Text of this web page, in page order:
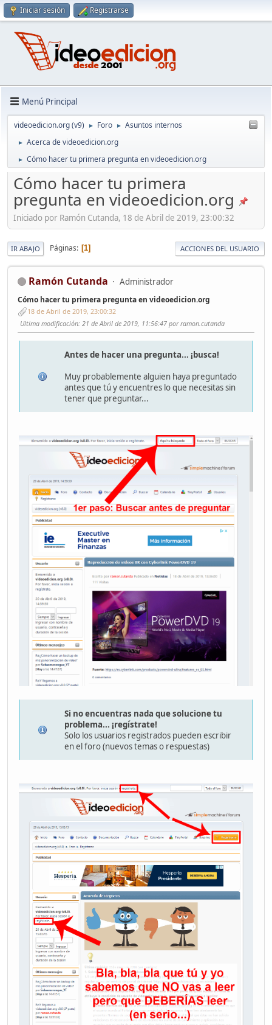
Iniciar sesión Registrarse
Menú Principal
videoedicion.org (v9) ► Foro ► Asuntos internos
► Acerca de videoedicion.org
► Cómo hacer tu primera pregunta en videoedicion.org
Cómo hacer tu primera
pregunta en videoedicion.org
Iniciado por Ramón Cutanda, 18 de Abril de 2019, 23:00:32
IR ABAJO Páginas 1 ACCIONES DEL USUARIO
Ramón Cutanda Administrador
Cómo hacer tu primera pregunta en videoedicion.org
18 de Abril de 2019, 23:00:32
Ultima modificación: 21 de Abril de 2019, 11:56:47 por ramon.cutanda
Antes de hacer una pregunta... ¡busca!
Muy probablemente alguien haya preguntado
antes que tú y encuentres lo que necesitas sin
tener que preguntar...
Si no encuentras nada que solucione tu
problema... ¡regístrate!
Solo los usuarios registrados pueden escribir
en el foro (nuevos temas o respuestas)